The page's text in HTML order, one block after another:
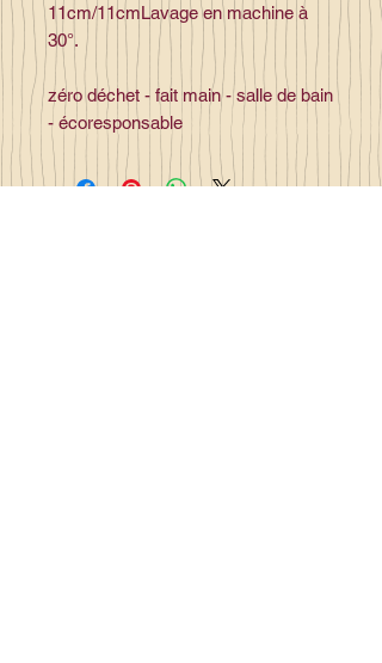
11cm/11cmLavage en machine à
30°.
zéro déchet - fait main - salle de bain
- écoresponsable